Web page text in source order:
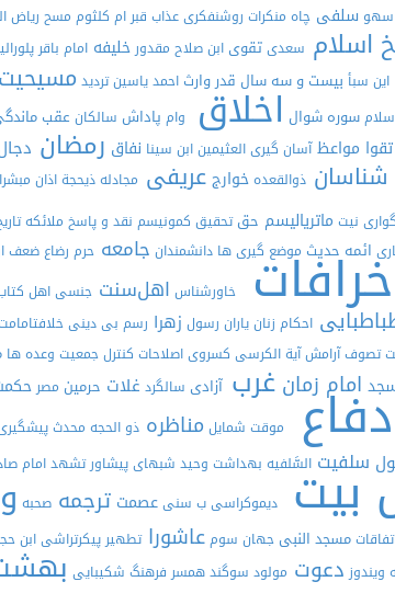
سهو سلفی چاه منکرات روشنفکریعذاب قبر ام کلثوم مسح ریاض
اسلام سعدیتقوی ابن صلاح مقدور خلیفه ‬امام باقر
این سبأ بیست و سه سال قدر وارث احمد یاسینتردیدمسیحیت
سوره شوال اخلاق وام پاداش سالکان عقب
تقوا مواعظآسان گیریالعثیمینابن سینا نفاق رمضان
شناسان ذوالقعدهخوارجعریفی مجادلهذیحجةاذان
نیت ماتریالیسم حقتحقیق کمونیسم نقد و پاسخ ملائکه
ائمه حدیث موضع گیری ها دانشمندان جامعه حرم رضاعضعف خرافاتخاورشناس اهل‌سنت جنسیاهل
احکام زنانیاران رسول زهرا رسم بی دینی
تصوفآرامشآیة الکرسی کسرویاصلاحات کنترل جمعیت وعده ها
امام زمان غرب آزادی سالگرد غلات حرمین مصر دفاعموقت شمایل مناظره ذو الحجه محدث
سلفیت السَّلفیه بهداشت وحید شبهای پیشاورتشهدامام بیتدیموکراسیب سنیعصمت ترجمه صحبه
مسجد النبیجهان سومعاشوراتطهیر پیکرتراشیابن
ویندوز دعوت مولود سوگندهمسر فرهنگ شکیبایی